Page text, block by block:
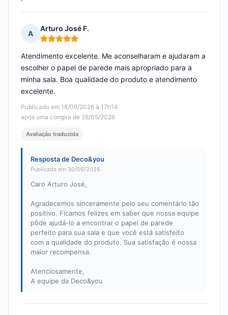
A
Arturo José F.
Nota: 5 em 5
Publicado em 18/06/2026 à 17h14
após uma compra de 28/05/2026
Atendimento excelente. Me aconselharam e ajudaram a
escolher o papel de parede mais apropriado para a
minha sala. Boa qualidade do produto e atendimento
excelente.
Avaliação traduzida
Resposta de Deco&you
Publicada em 30/06/2026
Caro Arturo José,
Agradecemos sinceramente pelo seu comentário tão
positivo. Ficamos felizes em saber que nossa equipe
pôde ajudá-lo a encontrar o papel de parede
perfeito para sua sala e que você está satisfeito
com a qualidade do produto. Sua satisfação é nossa
maior recompensa.
Atenciosamente,
A equipe da Deco&you